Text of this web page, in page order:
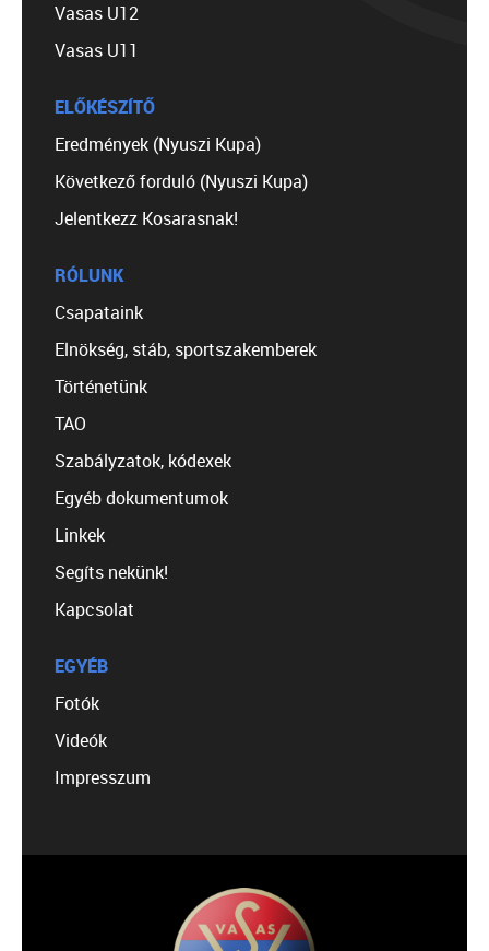
Vasas U12
Vasas U11
ELŐKÉSZÍTŐ
Eredmények (Nyuszi Kupa)
Következő forduló (Nyuszi Kupa)
Jelentkezz Kosarasnak!
RÓLUNK
Csapataink
Elnökség, stáb, sportszakemberek
Történetünk
TAO
Szabályzatok, kódexek
Egyéb dokumentumok
Linkek
Segíts nekünk!
Kapcsolat
EGYÉB
Fotók
Videók
Impresszum